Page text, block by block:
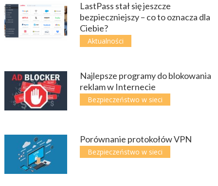
LastPass stał się jeszcze
bezpieczniejszy – co to oznacza dla
Ciebie?
Aktualności
Najlepsze programy do blokowania
reklam w Internecie
Bezpieczeństwo w sieci
Porównanie protokołów VPN
Bezpieczeństwo w sieci